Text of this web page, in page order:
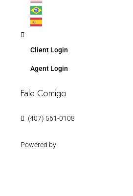
Client Login
Agent Login
Fale Comigo
(407) 561-0108
Powered by